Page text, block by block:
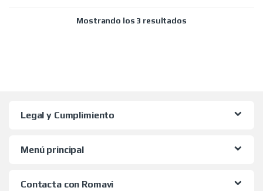
Mostrando los 3 resultadosOrdenado por
Legal y Cumplimiento
Menú principal
Contacta con Romavi